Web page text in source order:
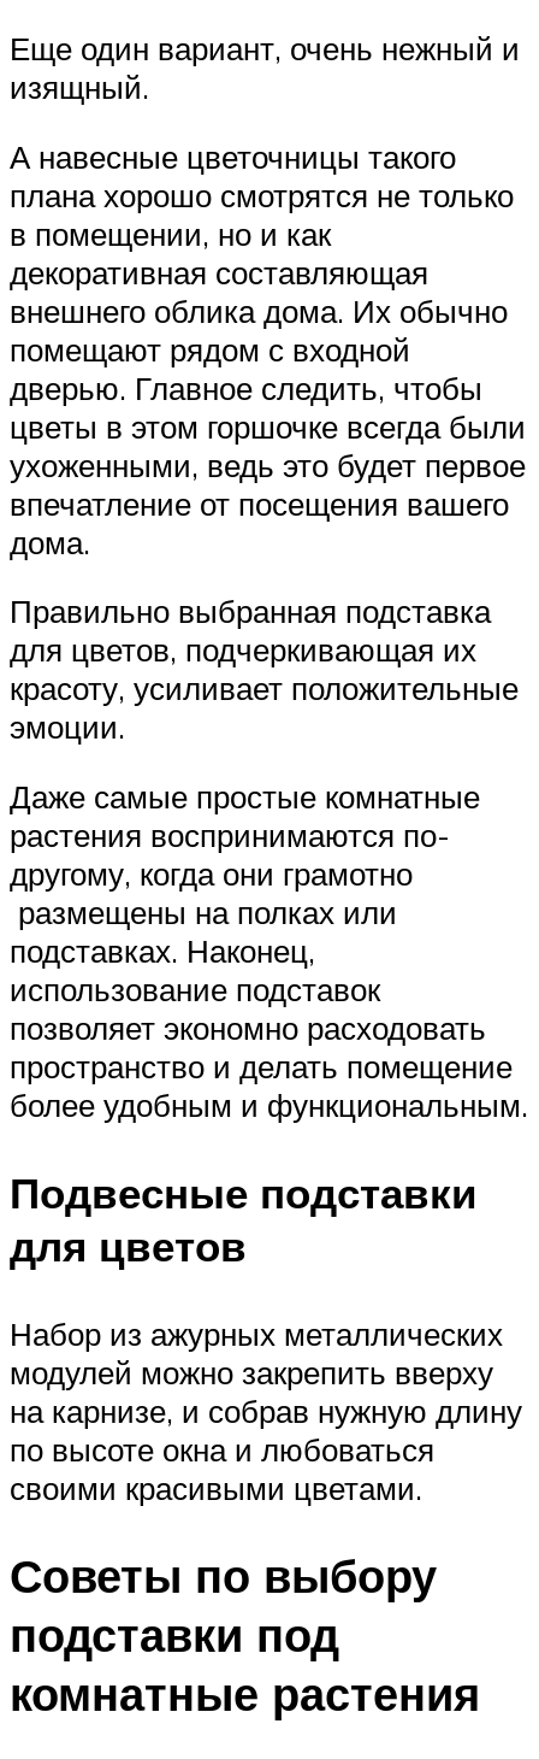
Еще один вариант, очень нежный и
изящный.
А навесные цветочницы такого
плана хорошо смотрятся не только
в помещении, но и как
декоративная составляющая
внешнего облика дома. Их обычно
помещают рядом с входной
дверью. Главное следить, чтобы
цветы в этом горшочке всегда были
ухоженными, ведь это будет первое
впечатление от посещения вашего
дома.
Правильно выбранная подставка
для цветов, подчеркивающая их
красоту, усиливает положительные
эмоции.
Даже самые простые комнатные
растения воспринимаются по-
другому, когда они грамотно
размещены на полках или
подставках. Наконец,
использование подставок
позволяет экономно расходовать
пространство и делать помещение
более удобным и функциональным.
Подвесные подставки
для цветов
Набор из ажурных металлических
модулей можно закрепить вверху
на карнизе, и собрав нужную длину
по высоте окна и любоваться
своими красивыми цветами.
Советы по выбору
подставки под
комнатные растения